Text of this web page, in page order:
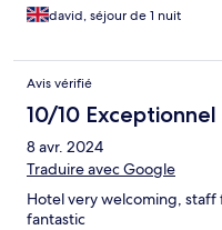
david, séjour de 1 nuit
Avis vérifié
10/10 Exceptionnel
8 avr. 2024
Traduire avec Google
Hotel very welcoming, staff
fantastic